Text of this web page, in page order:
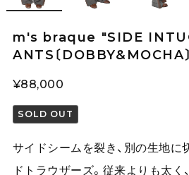
m's braque "SIDE
ANTS〔DOBBY&MOCHA
¥88,000
SOLD OUT
サイドシームを裂き、別の生地に
ドトラウザーズ。従来よりも太く